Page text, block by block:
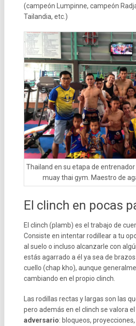
(campeón Lumpinne, campeón
Tailandia, etc.)
Thailand en su etapa de entrenador
muay thai gym. Maestro de
El clinch en pocas
El clinch (plamb) es el trabajo de
Consiste en intentar rodillear a tu
al suelo o incluso alcanzarle con
estás agarrado a él ya sea de
cuello (chap kho), aunque
cambiando en el propio clinch.
Las rodillas rectas y largas son las
pero además en el clinch se valora el
adversario: bloqueos,